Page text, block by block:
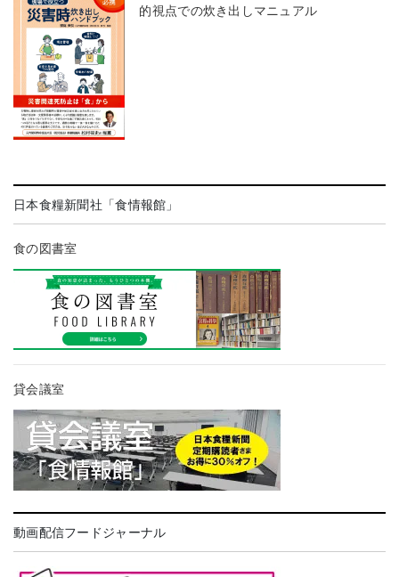
的視点での炊き出しマニュアル
日本食糧新聞社「食情報館」
食の図書室
貸会議室
動画配信フードジャーナル